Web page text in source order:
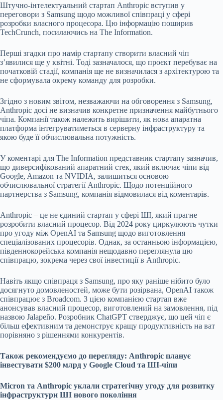
Штучно-інтелектуальний стартап Anthropic вступив у
переговори з Samsung щодо можливої співпраці у сфері
розробки власного процесора. Цю інформацію поширив
TechCrunch, посилаючись на The Information.
Перші згадки про намір стартапу створити власний чіп
з’явилися ще у квітні. Тоді зазначалося, що проєкт перебуває на
початковій стадії, компанія ще не визначилася з архітектурою та
не сформувала окрему команду для розробки.
Згідно з новим звітом, незважаючи на обговорення з Samsung,
Anthropic досі не визначив конкретне призначення майбутнього
чіпа. Компанії також належить вирішити, як нова апаратна
платформа інтегруватиметься в серверну інфраструктуру та
якою буде її обчислювальна потужність.
У коментарі для The Information представник стартапу зазначив,
що диверсифікований апаратний стек, який включає чіпи від
Google, Amazon та NVIDIA, залишиться основою
обчислювальної стратегії Anthropic. Щодо потенційного
партнерства з Samsung, компанія відмовилася від коментарів.
Anthropic – це не єдиний стартап у сфері ШІ, який прагне
розробити власний процесор. Від 2024 року циркулюють чутки
про угоду між OpenAI та Samsung щодо виготовлення
спеціалізованих процесорів. Однак, за останньою інформацією,
південнокорейська компанія нещодавно переглянула цю
співпрацю, зокрема через свої інвестиції в Anthropic.
Навіть якщо співпраця з Samsung, про яку раніше нібито було
досягнуто домовленостей, може бути розірвана, OpenAI також
співпрацює з Broadcom. З цією компанією стартап вже
анонсував власний процесор, виготовлений на замовлення, під
назвою Jalapeño. Розробник ChatGPT стверджує, що цей чіп є
більш ефективним та демонструє кращу продуктивність на ват
порівняно з рішеннями конкурентів.
Також рекомендуємо до перегляду: Anthropic планує
інвестувати $200 млрд у Google Cloud та ШІ-чіпи
Micron та Anthropic уклали стратегічну угоду для розвитку
інфраструктури ШІ нового покоління